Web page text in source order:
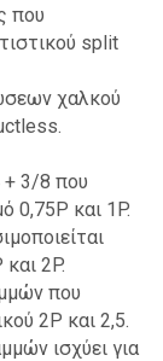
που
split
χαλκού
+ 3/8 που
0,75P και 1P.
2P.
που
2P και 2,5.
ισχύει για